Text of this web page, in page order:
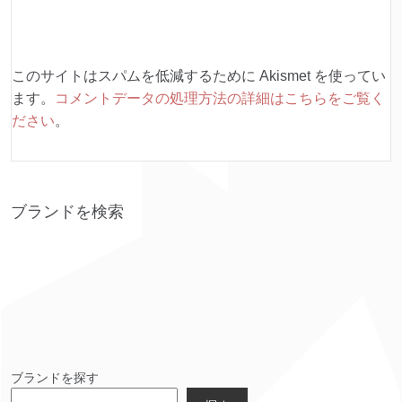
このサイトはスパムを低減するために Akismet を使ってい
ます。
コメントデータの処理方法の詳細はこちらをご覧く
ださい。
ブランドを検索
ブランドを探す